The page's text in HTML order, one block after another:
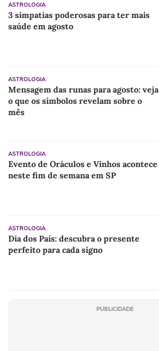
ASTROLOGIA
3 simpatias poderosas para ter mais
saúde em agosto
ASTROLOGIA
Mensagem das runas para agosto: veja
o que os símbolos revelam sobre o
mês
ASTROLOGIA
Evento de Oráculos e Vinhos acontece
neste fim de semana em SP
ASTROLOGIA
Dia dos Pais: descubra o presente
perfeito para cada signo
PUBLICIDADE